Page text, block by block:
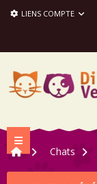
LIENS COMPTE
Navigation bascule
>
Chats >